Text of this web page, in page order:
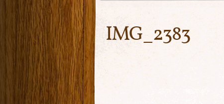
IMG_2383